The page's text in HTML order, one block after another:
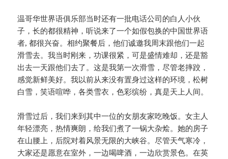
温哥华世界语俱乐部当时还有一批电话公司的白人小伙
子，长的都很精神，听说来了一个如假包换的中国世界语
者, 都很兴奋。相约聚餐后，他们诚邀我周末跟他们一起
滑雪去。我当时刚来，功课很紧，可是盛情难却，还是豁
出去一天跟他们去了。这是我第一次滑雪，尽管老摔跤，
感觉新鲜美好。我以前从来没有置身过这样的环境，松树
白雪，笑语喧哗，各类雪衣，色彩缤纷，真是天上人间。
滑雪过后，我们来到其中一位的女朋友家吃晚饭。女主人
年轻漂亮，热情爽朗，给我们煮了一锅大杂烩。她的房子
在山腰上，后院对着风景无限的大峡谷。尽管天气寒冷，
大家还是愿意在室外，一边喝啤酒，一边欣赏景色。在英